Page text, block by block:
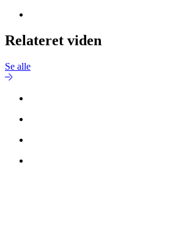
Relateret viden
Se alle